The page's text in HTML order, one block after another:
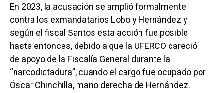
En 2023, la acusación se amplió formalmente
contra los exmandatarios Lobo y Hernández y
según el fiscal Santos esta acción fue posible
hasta entonces, debido a que la UFERCO careció
de apoyo de la Fiscalía General durante la
“narcodictadura”, cuando el cargo fue ocupado por
Óscar Chinchilla, mano derecha de Hernández.